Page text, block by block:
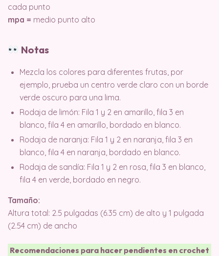
cada punto
mpa = medio punto alto
Notas
Mezcla los colores para diferentes frutas, por
ejemplo, prueba un centro verde claro con un borde
verde oscuro para una lima.
Rodaja de limón: Fila 1 y 2 en amarillo, fila 3 en
blanco, fila 4 en amarillo, bordado en blanco.
Rodaja de naranja: Fila 1 y 2 en naranja, fila 3 en
blanco, fila 4 en naranja, bordado en blanco.
Rodaja de sandía: Fila 1 y 2 en rosa, fila 3 en blanco,
fila 4 en verde, bordado en negro.
Tamaño:
Altura total: 2.5 pulgadas (6.35 cm) de alto y 1 pulgada
(2.54 cm) de ancho
Recomendaciones para hacer pendientes en crochet